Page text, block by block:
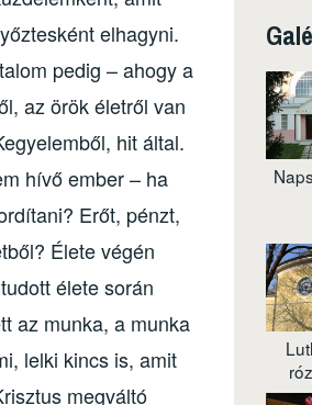
elhagyni.
pedig – ahogy a
az örök életről van
hit által.
hívő ember – ha
Erőt, pénzt,
Élete végén
élete során
az munka, a munka
lelki kincs is, amit
megváltó